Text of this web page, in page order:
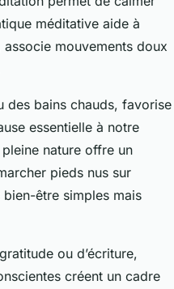
méditative aide à
mouvements doux
des bains chauds, favorise
essentielle à notre
nature offre un
pieds nus sur
être simples mais
ou d’écriture,
créent un cadre